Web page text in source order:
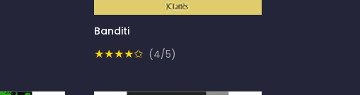
Banditi
★★★★✩ (4/5)